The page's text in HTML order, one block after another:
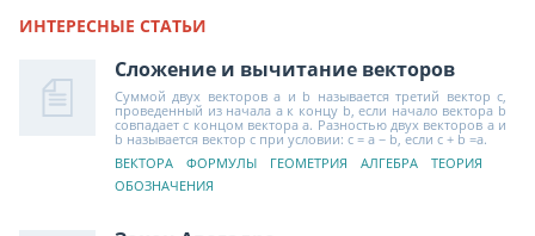
ИНТЕРЕСНЫЕ СТАТЬИ
Сложение и вычитание векторов
Суммой двух векторов a и b называется третий вектор c,
проведенный из начала a к концу b, если начало вектора b
совпадает с концом вектора a. Разностью двух векторов a и
b называется вектор c при условии: c = a − b, если c + b =a.
ВЕКТОРА
ФОРМУЛЫ ГЕОМЕТРИЯ АЛГЕБРА
ТЕОРИЯ
ОБОЗНАЧЕНИЯ